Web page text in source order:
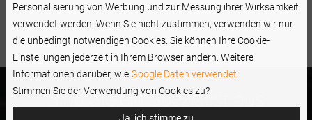
Sind Sie ein Spezialist aus
Personalisierung von Werbung und zur Messung ihrer Wirksamkeit
verwendet werden. Wenn Sie nicht zustimmen, verwenden wir nur
die unbedingt notwendigen Cookies. Sie können Ihre Cookie-
Einstellungen jederzeit in Ihrem Browser ändern. Weitere
Informationen darüber, wie Google Daten verwendet.
Stimmen Sie der Verwendung von Cookies zu?